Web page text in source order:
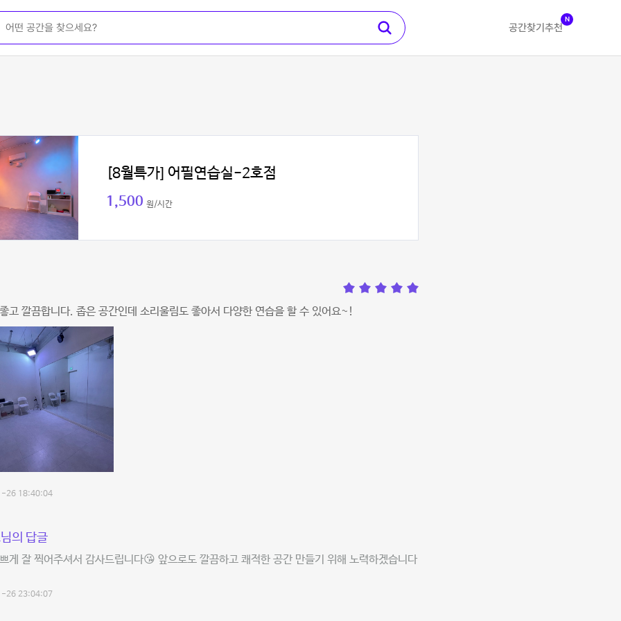
공간찾기 추천
N
[8월특가] 어필연습실-2호점
1,500 원/시간
고 깔끔합니다. 좁은 공간인데 소리울림도 좋아서 다양한 연습을 할 수 있어요~!
26 18:40:04
의 답글
게 잘 찍어주셔서 감사드립니다😘 앞으로도 깔끔하고 쾌적한 공간 만들기 위해 노력하겠습니다
26 23:04:07